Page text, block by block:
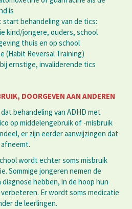
is
behandeling van de tics:
kind/jongere, ouders, school
thuis en op school
(Habit Reversal Training)
ernstige, invaliderende tics
DOORGEVEN AAN ANDEREN
behandeling van ADHD met
op middelengebruik of -misbruik
er zijn eerder aanwijzingen dat
wordt echter soms misbruik
Sommige jongeren nemen de
hebben, in de hoop hun
Er wordt soms medicatie
de leerlingen.